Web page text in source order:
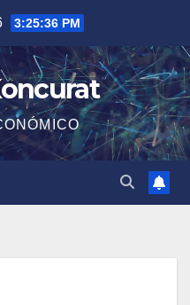
3:25:37 PM